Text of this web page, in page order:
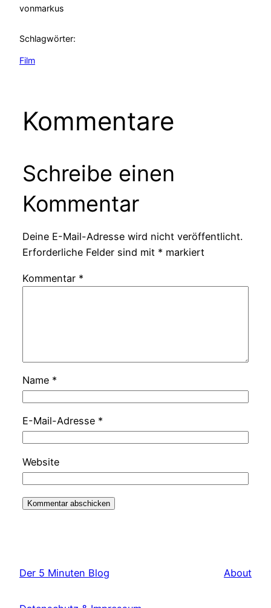
vonmarkus
Schlagwörter:
Film
Kommentare
Schreibe einen
Kommentar
Deine E-Mail-Adresse wird nicht veröffentlicht.
Erforderliche Felder sind mit * markiert
Kommentar *
Name *
E-Mail-Adresse *
Website
Der 5 Minuten Blog About